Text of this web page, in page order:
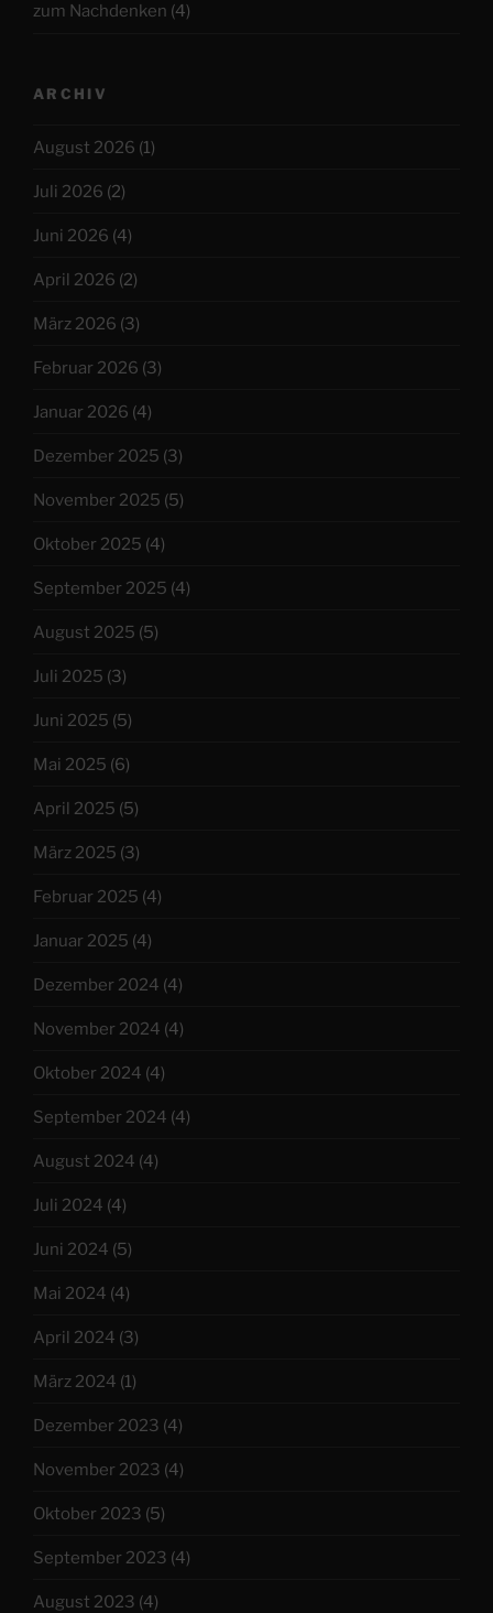
zum Nachdenken (4)
ARCHIV
August 2026 (1)
Juli 2026 (2)
Juni 2026 (4)
April 2026 (2)
März 2026 (3)
Februar 2026 (3)
Januar 2026 (4)
Dezember 2025 (3)
November 2025 (5)
Oktober 2025 (4)
September 2025 (4)
August 2025 (5)
Juli 2025 (3)
Juni 2025 (5)
Mai 2025 (6)
April 2025 (5)
März 2025 (3)
Februar 2025 (4)
Januar 2025 (4)
Dezember 2024 (4)
November 2024 (4)
Oktober 2024 (4)
September 2024 (4)
August 2024 (4)
Juli 2024 (4)
Juni 2024 (5)
Mai 2024 (4)
April 2024 (3)
März 2024 (1)
Dezember 2023 (4)
November 2023 (4)
Oktober 2023 (5)
September 2023 (4)
August 2023 (4)